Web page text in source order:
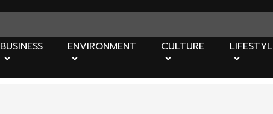
BUSINESS ENVIRONMENT CULTURE